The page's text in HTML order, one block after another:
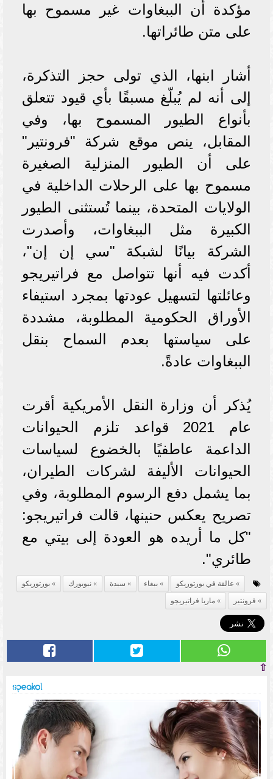
مؤكدة أن الببغاوات غير مسموح بها
على متن طائراتها.
أشار ابنها، الذي تولى حجز التذكرة،
إلى أنه لم يُبلّغ مسبقًا بأي قيود تتعلق
بأنواع الطيور المسموح بها، وفي
المقابل، ينص موقع شركة "فرونتير"
على أن الطيور المنزلية الصغيرة
مسموح بها على الرحلات الداخلية في
الولايات المتحدة، بينما تُستثنى الطيور
الكبيرة مثل الببغاوات، وأصدرت
الشركة بيانًا لشبكة "سي إن إن"،
أكدت فيه أنها تتواصل مع فراتيريجو
وعائلتها لتسهيل عودتها بمجرد استيفاء
الأوراق الحكومية المطلوبة، مشددة
على سياستها بعدم السماح بنقل
الببغاوات عادةً.
يُذكر أن وزارة النقل الأمريكية أقرت
عام 2021 قواعد تلزم الحيوانات
الداعمة عاطفيًا بالخضوع لسياسات
الحيوانات الأليفة لشركات الطيران،
بما يشمل دفع الرسوم المطلوبة، وفي
تصريح يعكس حنينها، قالت فراتيريجو:
"كل ما أريده هو العودة إلى بيتي مع
طائري".
عالقة في بورتوريكو ببغاء سيدة نيويورك
بورتوريكو
فرونتير
ماريا فراتيريجو
⇧